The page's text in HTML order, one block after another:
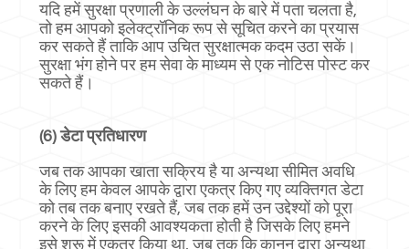
यदि हमें सुरक्षा प्रणाली के उल्लंघन के बारे में पता चलता है,
तो हम आपको इलेक्ट्रॉनिक रूप से सूचित करने का प्रयास
कर सकते हैं ताकि आप उचित सुरक्षात्मक कदम उठा सकें।
सुरक्षा भंग होने पर हम सेवा के माध्यम से एक नोटिस पोस्ट कर
सकते हैं।
(6) डेटा प्रतिधारण
जब तक आपका खाता सक्रिय है या अन्यथा सीमित अवधि
के लिए हम केवल आपके द्वारा एकत्र किए गए व्यक्तिगत डेटा
को तब तक बनाए रखते हैं, जब तक हमें उन उद्देश्यों को पूरा
करने के लिए इसकी आवश्यकता होती है जिसके लिए हमने
इसे शुरू में एकत्र किया था, जब तक कि कानून द्वारा अन्यथा